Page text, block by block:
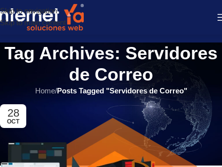
Skip to navigation
Skip to main content
Tag Archives: Servidores
de Correo
Home/Posts Tagged "Servidores de Correo"
28
OCT